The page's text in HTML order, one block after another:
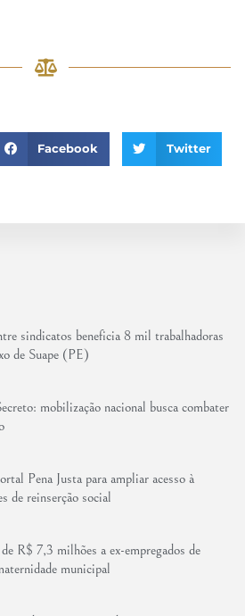
sindicatos beneficia 8 mil trabalhadoras
de Suape (PE)
mobilização nacional busca combater
Pena Justa para ampliar acesso à
de reinserção social
R$ 7,3 milhões a ex-empregados de
municipal
Facebook Twitter